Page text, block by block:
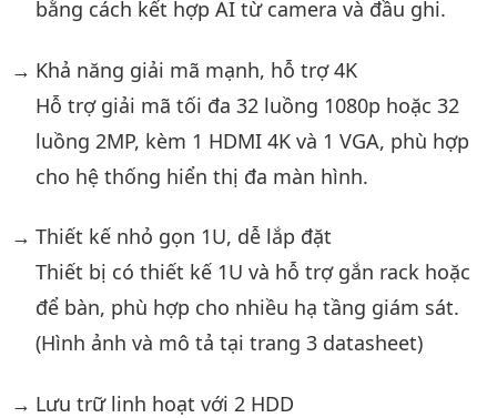
bằng cách kết hợp AI từ camera và đầu ghi.
Khả năng giải mã mạnh, hỗ trợ 4K
Hỗ trợ giải mã tối đa 32 luồng 1080p hoặc 32
luồng 2MP, kèm 1 HDMI 4K và 1 VGA, phù hợp
cho hệ thống hiển thị đa màn hình.
Thiết kế nhỏ gọn 1U, dễ lắp đặt
Thiết bị có thiết kế 1U và hỗ trợ gắn rack hoặc
để bàn, phù hợp cho nhiều hạ tầng giám sát.
(Hình ảnh và mô tả tại trang 3 datasheet)
Lưu trữ linh hoạt với 2 HDD